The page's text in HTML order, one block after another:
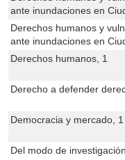
ante inundaciones en
Derechos humanos y
ante inundaciones en
Derechos humanos, 1
Derecho a defender
Democracia y mercado, 1
Del modo de